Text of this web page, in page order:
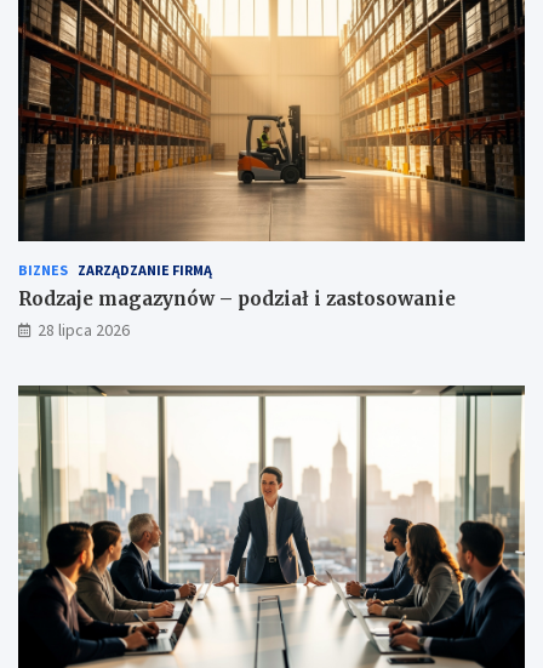
BIZNES ZARZĄDZANIE FIRMĄ
Rodzaje magazynów – podział i zastosowanie
28 lipca 2026